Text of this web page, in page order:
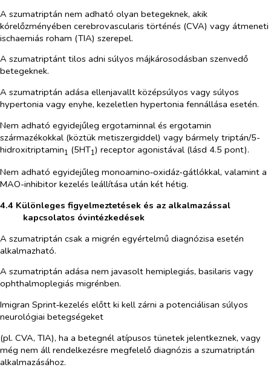
A szumatriptán nem adható olyan betegeknek, akik
kórelőzményében cerebrovascularis történés (CVA) vagy átmeneti
ischaemiás roham (TIA) szerepel.
A szumatriptánt tilos adni súlyos májkárosodásban szenvedő
betegeknek.
A szumatriptán adása ellenjavallt középsúlyos vagy súlyos
hypertonia vagy enyhe, kezeletlen hypertonia fennállása esetén.
Nem adható egyidejűleg ergotaminnal és ergotamin
származékokkal (köztük metiszergiddel) vagy bármely triptán/5-
hidroxitriptamin1 (5HT1) receptor agonistával (lásd 4.5 pont).
Nem adható egyidejűleg monoamino‑oxidáz-gátlókkal, valamint a
MAO-inhibitor kezelés leállítása után két hétig.
4.4 Különleges figyelmeztetések és az alkalmazással
kapcsolatos óvintézkedések
A szumatriptán csak a migrén egyértelmű diagnózisa esetén
alkalmazható.
A szumatriptán adása nem javasolt hemiplegiás, basilaris vagy
ophthalmoplegiás migrénben.
Imigran Sprint‑kezelés előtt ki kell zárni a potenciálisan súlyos
neurológiai betegségeket
(pl. CVA, TIA), ha a betegnél atípusos tünetek jelentkeznek, vagy
még nem áll rendelkezésre megfelelő diagnózis a szumatriptán
alkalmazásához.